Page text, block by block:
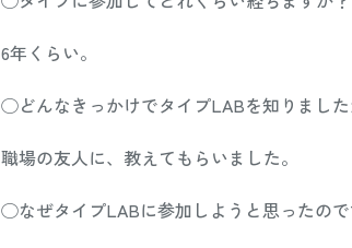
6年くらい。
◯どんなきっかけでタイプLABを知りました
職場の友人に、教えてもらいました。
◯なぜタイプLABに参加しようと思ったので